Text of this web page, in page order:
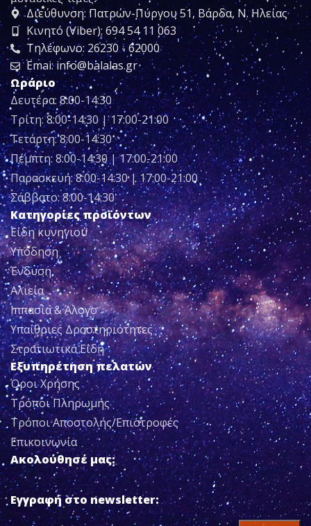
Διεύθυνση: Πατρών-Πύργου 51, Βάρδα, Ν. Ηλείας
Κινητό (Viber): 694 54 11 063
Τηλέφωνο: 26230 - 62000
Emai: info@balalas.gr
Ωράριο
Δευτέρα: 8:00-14:30
Τρίτη: 8:00-14:30 | 17:00-21:00
Τετάρτη: 8:00-14:30
Πέμπτη: 8:00-14:30 | 17:00-21:00
Παρασκευή: 8:00-14:30 | 17:00-21:00
Σάββατο: 8:00-14:30
Κατηγορίες προϊόντων
Είδη κυνηγιού
Υπόδηση
Ένδυση
Αλιεία
Ιππασία & Άλογο
Υπαίθριες Δραστηριότητες
Στρατιωτικά Είδη
Εξυπηρέτηση πελατών
Όροι Χρήσης
Τρόποι Πληρωμής
Τρόποι Αποστολής/Επιστροφές
Επικοινωνία
Ακολούθησέ μας:
Εγγραφή στο newsletter: